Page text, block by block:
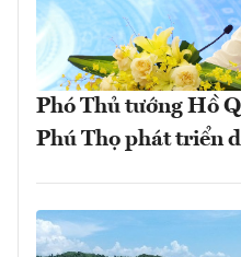
Phó Thủ tướng Hồ
Phú Thọ phát triển